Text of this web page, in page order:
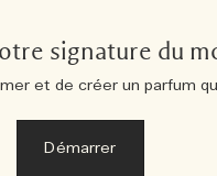
signature du
et de créer un parfum
Démarrer